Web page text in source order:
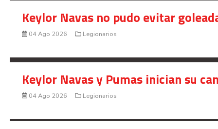
Keylor Navas no pudo evitar
04 Ago 2026 Legionarios
Keylor Navas y Pumas inician su
04 Ago 2026 Legionarios